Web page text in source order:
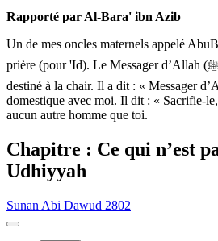
Rapporté par Al-Bara' ibn Azib
Un de mes oncles maternels appelé
prière (pour 'Id). Le Messager d’Allah (ﷺ) a dit : « Ton bouc est
destiné à la chair. Il a dit : « Messager
domestique avec moi. Il dit : « Sacrifie-
aucun autre homme que toi.
Chapitre : Ce qui n’est
Udhiyyah
Sunan Abi Dawud 2802